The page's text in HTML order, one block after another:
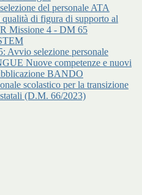
del personale ATA
di figura di supporto al
Missione 4 - DM 65
Avvio selezione personale
Nuove competenze e nuovi
BANDO
scolastico per la transizione
(D.M. 66/2023)